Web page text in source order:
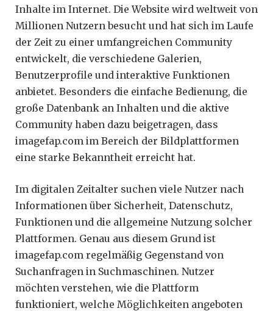
Inhalte im Internet. Die Website wird weltweit von
Millionen Nutzern besucht und hat sich im Laufe
der Zeit zu einer umfangreichen Community
entwickelt, die verschiedene Galerien,
Benutzerprofile und interaktive Funktionen
anbietet. Besonders die einfache Bedienung, die
große Datenbank an Inhalten und die aktive
Community haben dazu beigetragen, dass
imagefap.com im Bereich der Bildplattformen
eine starke Bekanntheit erreicht hat.
Im digitalen Zeitalter suchen viele Nutzer nach
Informationen über Sicherheit, Datenschutz,
Funktionen und die allgemeine Nutzung solcher
Plattformen. Genau aus diesem Grund ist
imagefap.com regelmäßig Gegenstand von
Suchanfragen in Suchmaschinen. Nutzer
möchten verstehen, wie die Plattform
funktioniert, welche Möglichkeiten angeboten